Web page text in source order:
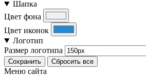
Шапка
Цвет фона
Цвет иконок
Логотип
Размер логотипа
Сохранить Сбросить все
Меню сайта